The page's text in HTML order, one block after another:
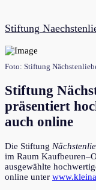
Stiftung
Foto: Stiftung
Stiftung
präsentiert
auch online
Die Stiftung
im Raum
ausgewählte
online unter